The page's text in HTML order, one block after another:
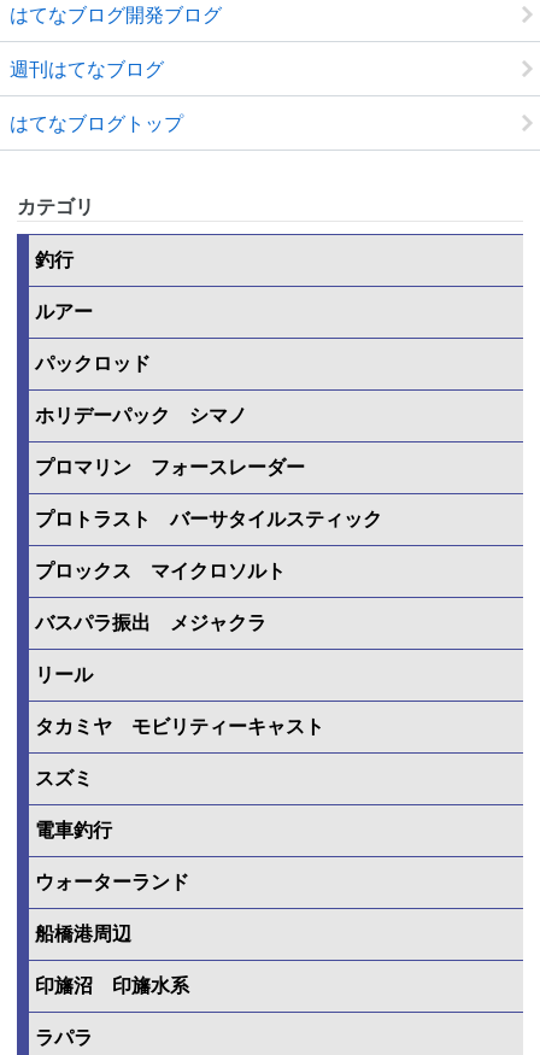
はてなブログ開発ブログ
週刊はてなブログ
はてなブログトップ
カテゴリ
釣行
ルアー
パックロッド
ホリデーパック シマノ
プロマリン フォースレーダー
プロトラスト バーサタイルスティック
プロックス マイクロソルト
バスパラ振出 メジャクラ
リール
タカミヤ モビリティーキャスト
スズミ
電車釣行
ウォーターランド
船橋港周辺
印旛沼 印旛水系
ラパラ